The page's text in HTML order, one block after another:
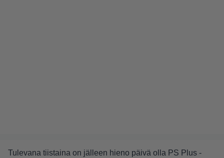
Tulevana tiistaina on jälleen hieno päivä olla PS Plus -